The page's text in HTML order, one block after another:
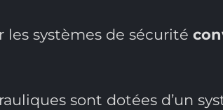
les systèmes de sécurité
sont dotées d’un